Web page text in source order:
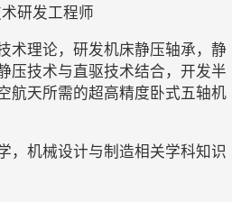
研发工程师
术理论，研发机床静压轴承，静
压技术与直驱技术结合，开发半
航天所需的超高精度卧式五轴机
，机械设计与制造相关学科知识